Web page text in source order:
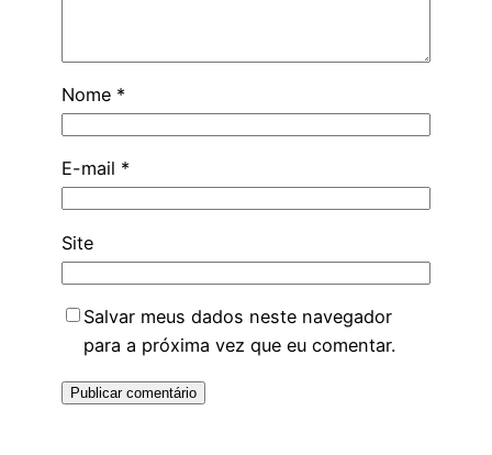
Nome *
E-mail *
Site
Salvar meus dados neste navegador
para a próxima vez que eu comentar.